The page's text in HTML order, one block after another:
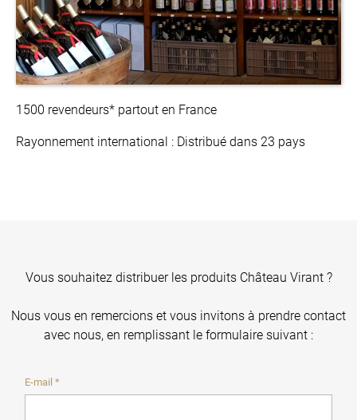
1500 revendeurs* partout en France
Rayonnement international : Distribué dans 23 pays
Vous souhaitez distribuer les produits Château Virant ?
Nous vous en remercions et vous invitons à prendre contact
avec nous, en remplissant le formulaire suivant :
E-mail *